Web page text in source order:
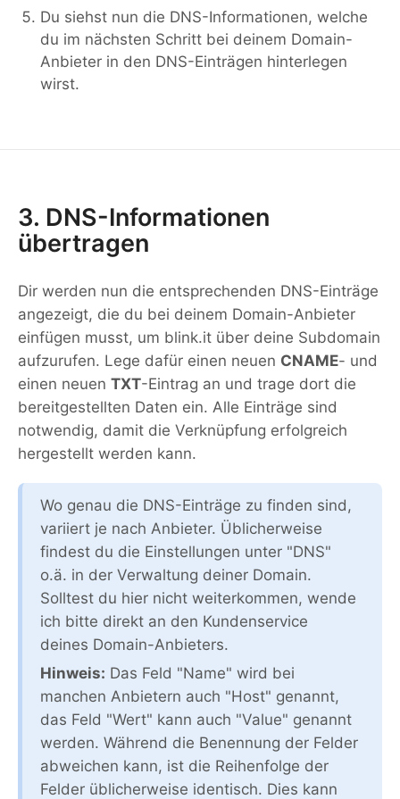
Du siehst nun die DNS-Informationen, welche
du im nächsten Schritt bei deinem Domain-
Anbieter in den DNS-Einträgen hinterlegen
wirst.
3. DNS-Informationen
übertragen
Dir werden nun die entsprechenden DNS-Einträge
angezeigt, die du bei deinem Domain-Anbieter
einfügen musst, um blink.it über deine Subdomain
aufzurufen. Lege dafür einen neuen CNAME- und
einen neuen TXT-Eintrag an und trage dort die
bereitgestellten Daten ein. Alle Einträge sind
notwendig, damit die Verknüpfung erfolgreich
hergestellt werden kann.
Wo genau die DNS-Einträge zu finden sind,
variiert je nach Anbieter. Üblicherweise
findest du die Einstellungen unter "DNS"
o.ä. in der Verwaltung deiner Domain.
Solltest du hier nicht weiterkommen, wende
ich bitte direkt an den Kundenservice
deines Domain-Anbieters.
Hinweis: Das Feld "Name" wird bei
manchen Anbietern auch "Host" genannt,
das Feld "Wert" kann auch "Value" genannt
werden. Während die Benennung der Felder
abweichen kann, ist die Reihenfolge der
Felder üblicherweise identisch. Dies kann